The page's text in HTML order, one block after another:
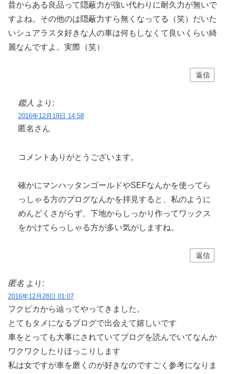
昔からある良品って隠蔽力が強い代わりに耐久力が無いで
すよね。その他のは隠蔽力すら無くなってる（笑）だいた
いシュアラスタ好きな人の車は何もしなくて良いくらい綺
麗なんですよ。実際（笑）
返信
鑑人 より:
2016年12月19日 14:58
匿名さん
コメントありがとうございます。
確かにマンハッタンゴールドやSEFなんかを使ってら
っしゃる方のブログなんかを拝見すると、私のように
めんどくさがらず、下地からしっかり作ってワックス
をかけてらっしゃる方が多い気がしますね。
返信
匿名 より:
2016年12月28日 01:07
フクピカから辿ってやってきました。
とてもタメになるブログで出会えて嬉しいです
車をとっても大事にされていてブログを読んでいてなんか
ワクワクしたりほっこりします
私は女ですが車を磨くのが好きなのですごく参考になりま